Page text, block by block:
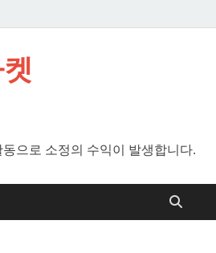
으로 소정의 수익이 발생합니다.